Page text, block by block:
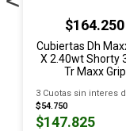
$164.250
Cubiertas Dh
X 2.40wt Shorty
Tr Maxx Grip
3 Cuotas sin interes
$54.750
$147.825